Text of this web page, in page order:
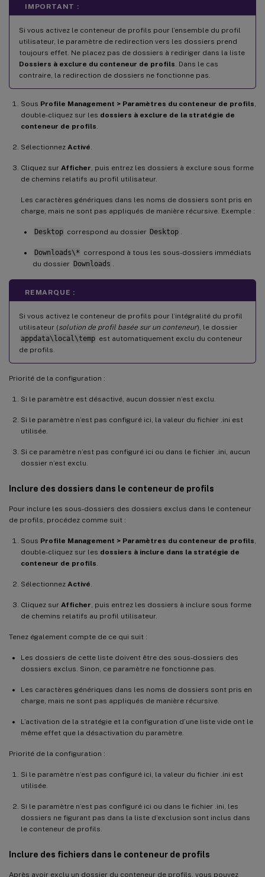
IMPORTANT :
Si vous activez le conteneur de profils pour l’ensemble du profil
utilisateur, le paramètre de redirection vers les dossiers prend
toujours effet. Ne placez pas de dossiers à rediriger dans la liste
Dossiers à exclure du conteneur de profils . Dans le cas
contraire, la redirection de dossiers ne fonctionne pas.
Sous Profile Management > Paramètres du conteneur de profils
double-cliquez sur les dossiers à exclure de la stratégie de
conteneur de profils
Sélectionnez Activé
Cliquez sur Afficher , puis entrez les dossiers à exclure sous forme
de chemins relatifs au profil utilisateur.
Les caractères génériques dans les noms de dossiers sont pris en
charge, mais ne sont pas appliqués de manière récursive. Exemple :
Desktop correspond au dossier Desktop
Downloads\* correspond à tous les sous-dossiers immédiats
du dossier Downloads
REMARQUE :
Si vous activez le conteneur de profils pour l’intégralité du profil
utilisateur (solution de profil basée sur un conteneur), le dossier
appdata\local\temp est automatiquement exclu du conteneur
de profils.
Priorité de la configuration :
Si le paramètre est désactivé, aucun dossier n’est exclu.
Si le paramètre n’est pas configuré ici, la valeur du fichier .ini est
utilisée.
Si ce paramètre n’est pas configuré ici ou dans le fichier .ini, aucun
dossier n’est exclu.
Inclure des dossiers dans le conteneur de profils
Pour inclure les sous-dossiers des dossiers exclus dans le conteneur
de profils, procédez comme suit :
Sous Profile Management > Paramètres du conteneur de profils
double-cliquez sur les dossiers à inclure dans la stratégie de
conteneur de profils
Sélectionnez Activé
Cliquez sur Afficher , puis entrez les dossiers à inclure sous forme
de chemins relatifs au profil utilisateur.
Tenez également compte de ce qui suit :
Les dossiers de cette liste doivent être des sous-dossiers des
dossiers exclus. Sinon, ce paramètre ne fonctionne pas.
Les caractères génériques dans les noms de dossiers sont pris en
charge, mais ne sont pas appliqués de manière récursive.
L’activation de la stratégie et la configuration d’une liste vide ont le
même effet que la désactivation du paramètre.
Priorité de la configuration :
Si le paramètre n’est pas configuré ici, la valeur du fichier .ini est
utilisée.
Si le paramètre n’est pas configuré ici ou dans le fichier .ini, les
dossiers ne figurant pas dans la liste d’exclusion sont inclus dans
le conteneur de profils.
Inclure des fichiers dans le conteneur de profils
Après avoir exclu un dossier du conteneur de profils, vous pouvez